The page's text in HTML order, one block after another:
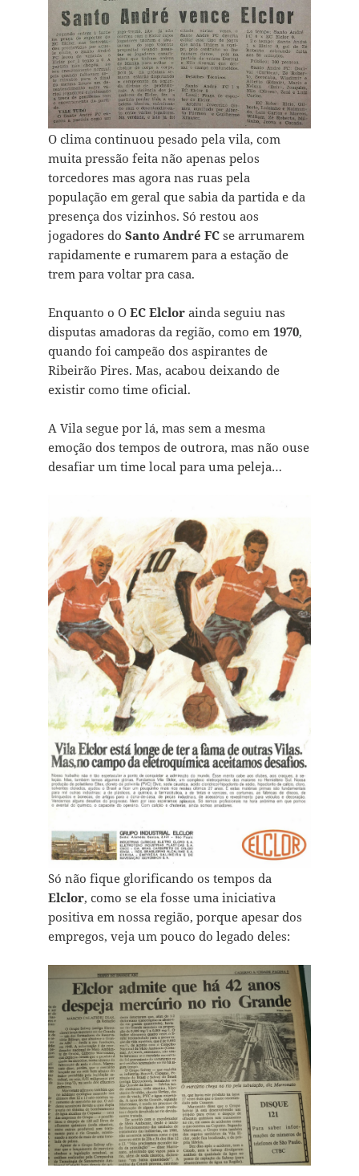
O clima continuou pesado pela vila, com
muita pressão feita não apenas pelos
torcedores mas agora nas ruas pela
população em geral que sabia da partida e da
presença dos vizinhos. Só restou aos
jogadores do Santo André FCse arrumarem
rapidamente e rumarem para a estação de
trem para voltar pra casa.
Enquanto o O EC Elclorainda seguiu nas
disputas amadoras da região, como em 1970,
quando foi campeão dos aspirantes de
Ribeirão Pires. Mas, acabou deixando de
existir como time oficial.
A Vila segue por lá, mas sem a mesma
emoção dos tempos de outrora, mas não ouse
desafiar um time local para uma peleja…
Só não fique glorificando os tempos da
Elclor, como se ela fosse uma iniciativa
positiva em nossa região, porque apesar dos
empregos, veja um pouco do legado deles: